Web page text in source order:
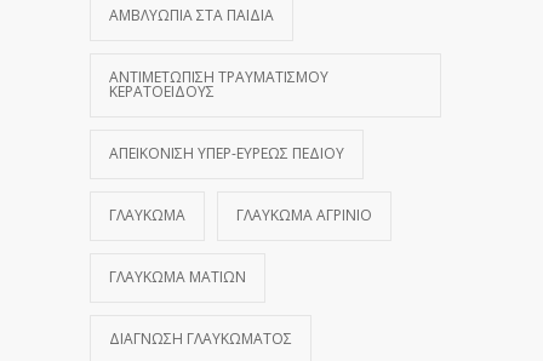
ΑΜΒΛΥΩΠΊΑ ΣΤΑ ΠΑΙΔΙΆ
ΑΝΤΙΜΕΤΏΠΙΣΗ ΤΡΑΥΜΑΤΙΣΜΟΎ
ΚΕΡΑΤΟΕΙΔΟΎΣ
ΑΠΕΙΚΌΝΙΣΗ ΥΠΕΡ-ΕΥΡΈΩΣ ΠΕΔΊΟΥ
ΓΛΑΎΚΩΜΑ ΓΛΑΎΚΩΜΑ ΑΓΡΊΝΙΟ
ΓΛΑΎΚΩΜΑ ΜΑΤΙΏΝ
ΔΙΆΓΝΩΣΗ ΓΛΑΥΚΏΜΑΤΟΣ